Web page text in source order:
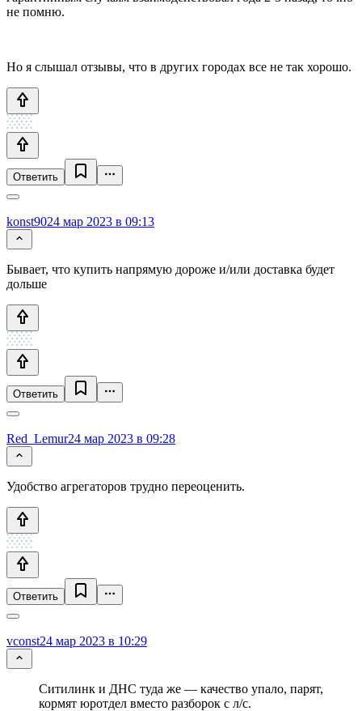
не помню.
Но я слышал отзывы, что в других городах все не так хорошо.
Ответить
konst9024 мар 2023 в 09:13
Бывает, что купить напрямую дороже и/или доставка будет
дольше
Ответить
Red_Lemur24 мар 2023 в 09:28
Удобство агрегаторов трудно переоценить.
Ответить
vconst24 мар 2023 в 10:29
Ситилинк и ДНС туда же — качество упало, парят,
кормят юротдел вместо разборок с л/с.